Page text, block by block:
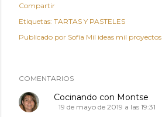
Compartir
Etiquetas: TARTAS Y PASTELES
Publicado por Sofía Mil ideas mil proyectos
COMENTARIOS
Cocinando con Montse
19 de mayo de 2019 a las 19:31